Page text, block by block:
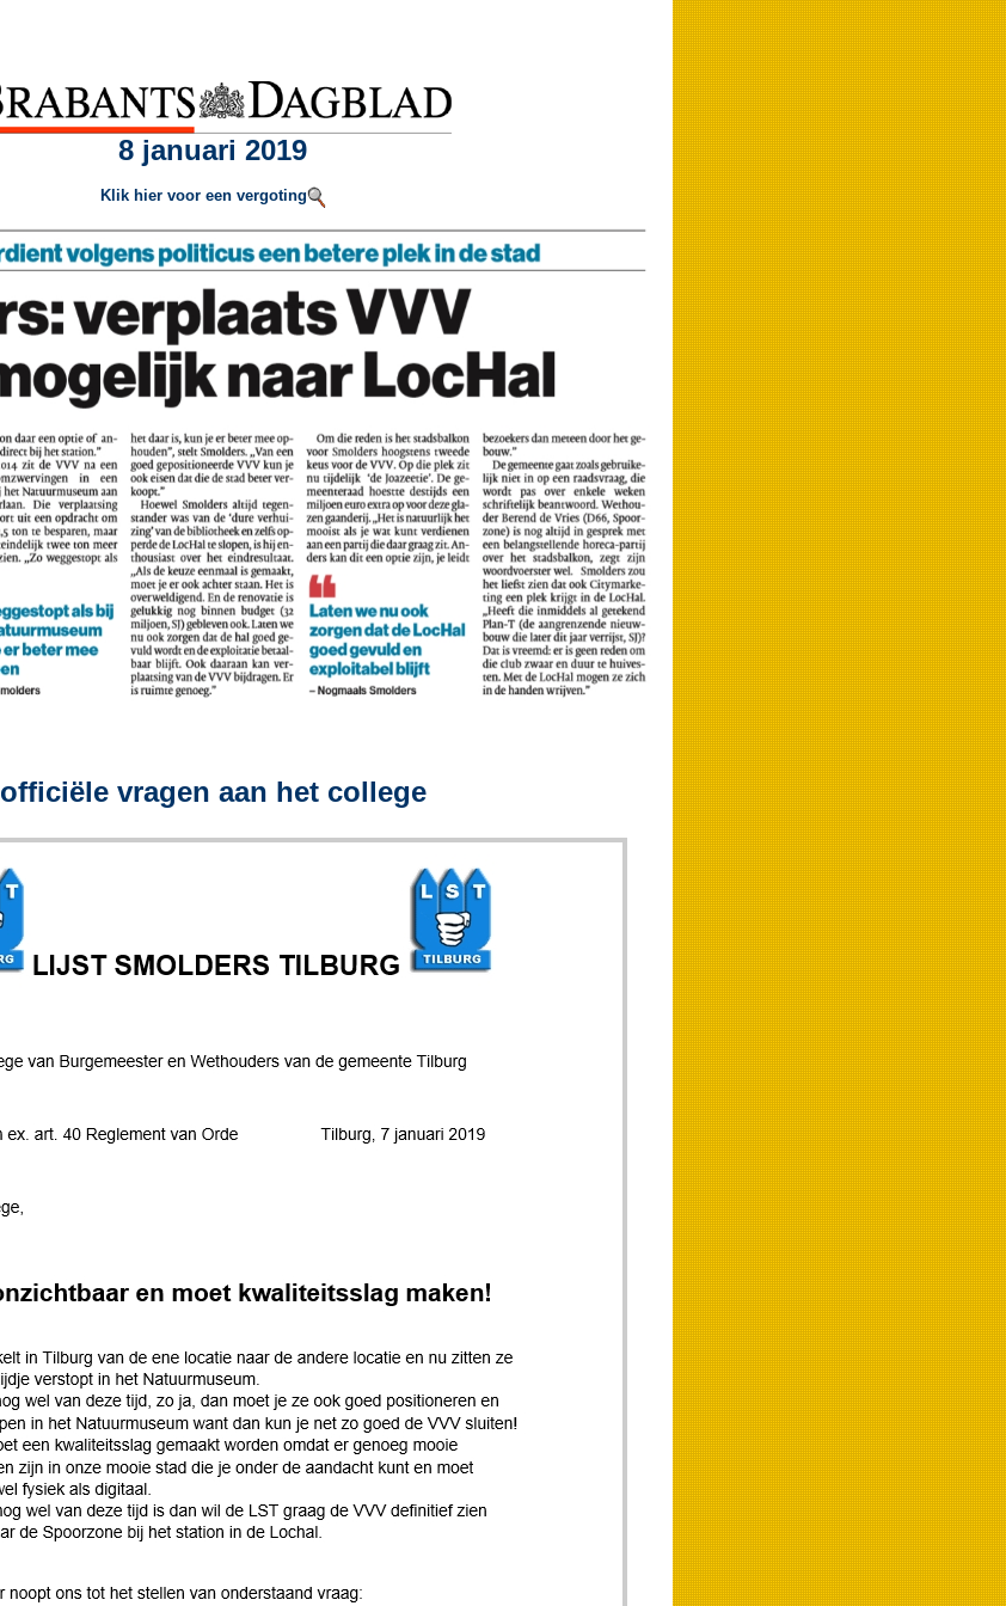
8 januari 2019
Klik hier voor een vergoting
officiële vragen aan het college